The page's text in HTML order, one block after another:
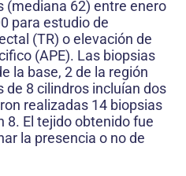
(mediana 62) entre enero
para estudio de
(TR) o elevación de
(APE). Las biopsias
la base, 2 de la región
de 8 cilindros incluían dos
realizadas 14 biopsias
8. El tejido obtenido fue
la presencia o no de